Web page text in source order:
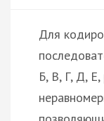
Для
Б, В, Г, Д,